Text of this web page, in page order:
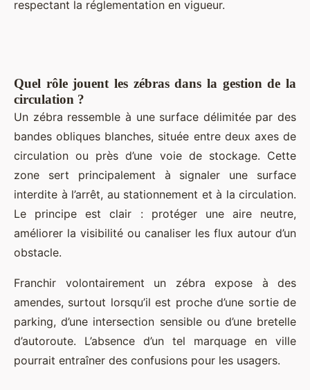
respectant la réglementation en vigueur.
Quel rôle jouent les zébras dans la gestion de la
circulation ?
Un zébra ressemble à une surface délimitée par des
bandes obliques blanches, située entre deux axes de
circulation ou près d’une voie de stockage. Cette
zone sert principalement à signaler une surface
interdite à l’arrêt, au stationnement et à la circulation.
Le principe est clair : protéger une aire neutre,
améliorer la visibilité ou canaliser les flux autour d’un
obstacle.
Franchir volontairement un zébra expose à des
amendes, surtout lorsqu’il est proche d’une sortie de
parking, d’une intersection sensible ou d’une bretelle
d’autoroute. L’absence d’un tel marquage en ville
pourrait entraîner des confusions pour les usagers.